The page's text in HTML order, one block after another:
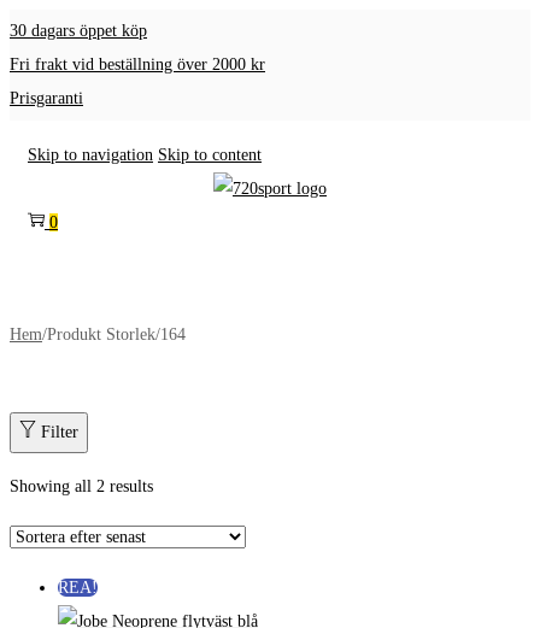
30 dagars öppet köp
Fri frakt vid beställning över 2000 kr
Prisgaranti
Skip to navigation Skip to content
0
Hem/Produkt Storlek/164
Filter
Showing all 2 results
REA!